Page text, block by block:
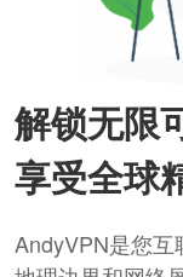
解锁无限
享受全球
AndyVPN是您